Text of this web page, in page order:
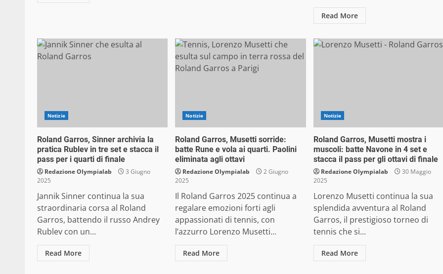
Read More
Notizie
Roland Garros, Sinner archivia la
pratica Rublev in tre set e stacca il
pass per i quarti di finale
Redazione Olympialab
3 Giugno
2025
Jannik Sinner continua la sua
straordinaria corsa al Roland
Garros, battendo il russo Andrey
Rublev con un...
Read More
Notizie
Roland Garros, Musetti sorride:
batte Rune e vola ai quarti. Paolini
eliminata agli ottavi
Redazione Olympialab
2 Giugno
2025
Il Roland Garros 2025 continua a
regalare emozioni forti agli
appassionati di tennis, con
l’azzurro Lorenzo Musetti...
Read More
Notizie
Roland Garros, Musetti mostra i
muscoli: batte Navone in 4 set e
stacca il pass per gli ottavi di finale
Redazione Olympialab
30 Maggio
2025
Lorenzo Musetti continua la sua
splendida avventura al Roland
Garros, il prestigioso torneo di
tennis che si...
Read More